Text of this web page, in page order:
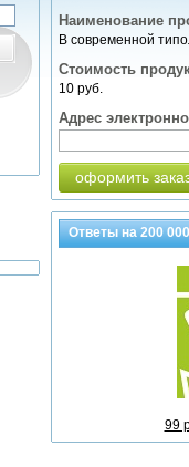
Наименование
В современной
Стоимость
10 руб.
Адрес
оформить
Ответы на200 000
99